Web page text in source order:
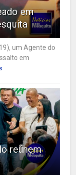
em
um Agente do
em
reúnem